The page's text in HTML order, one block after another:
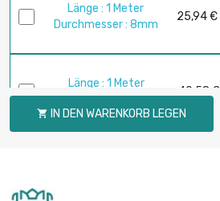
Länge : 1 Meter
Durchmesser : 8mm
25,94 €
Länge : 1 Meter
Durchmesser : 10mm
40,58 €
 IN DEN WARENKORB LEGEN